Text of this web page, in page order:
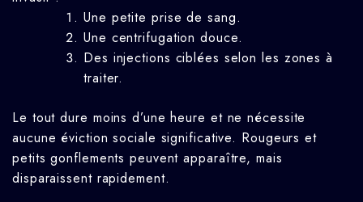
Une petite prise de sang.
Une centrifugation douce.
Des injections ciblées selon les zones à
traiter.
Le tout dure moins d’une heure et ne nécessite
aucune éviction sociale significative. Rougeurs et
petits gonflements peuvent apparaître, mais
disparaissent rapidement.